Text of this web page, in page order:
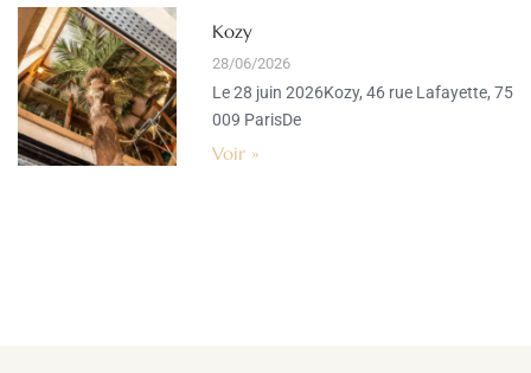
Kozy
28/06/2026
Le 28 juin 2026Kozy, 46 rue Lafayette, 75
009 ParisDe
Voir »